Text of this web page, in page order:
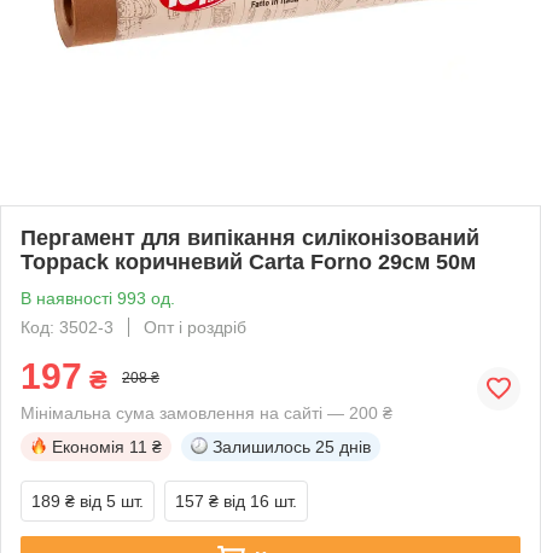
Пергамент для випікання силіконізований
Toppack коричневий Carta Forno 29см 50м
В наявності 993 од.
Код: 3502-3
Опт і роздріб
197 ₴ 208 ₴
Мінімальна сума замовлення на сайті — 200 ₴
Економія 11 ₴ Залишилось 25 днів
189 ₴ від 5 шт. 157 ₴ від 16 шт.